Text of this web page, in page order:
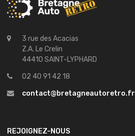
3 rue des Acacias
Z.A. Le Crelin
44410 SAINT-LYPHARD
02 40 91 42 18
contact@bretagneautoretro.fr
REJOIGNEZ-NOUS